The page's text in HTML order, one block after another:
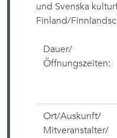
und Svenska
Finland/
Dauer/
Öffnungszeiten:
Ort/Auskunft/
Mitveranstalter/